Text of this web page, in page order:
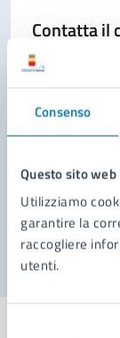
Consenso
Questo sito
Utilizziamo
garantire la
raccogliere
utenti.
Contatta il
Richiedi
Prenota
Problemi
Segnala